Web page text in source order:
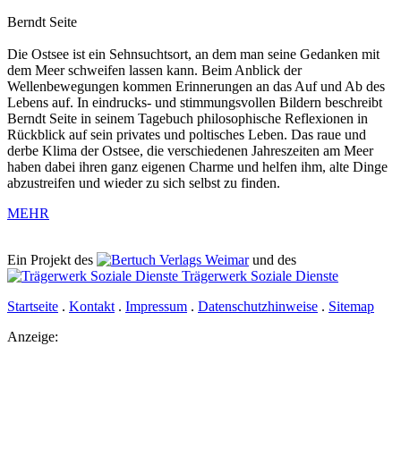
Berndt Seite
Die Ostsee ist ein Sehnsuchtsort, an dem man seine Gedanken mit
dem Meer schweifen lassen kann. Beim Anblick der
Wellenbewegungen kommen Erinnerungen an das Auf und Ab des
Lebens auf. In eindrucks- und stimmungsvollen Bildern beschreibt
Berndt Seite in seinem Tagebuch philosophische Reflexionen in
Rückblick auf sein privates und poltisches Leben. Das raue und
derbe Klima der Ostsee, die verschiedenen Jahreszeiten am Meer
haben dabei ihren ganz eigenen Charme und helfen ihm, alte Dinge
abzustreifen und wieder zu sich selbst zu finden.
MEHR
Ein Projekt des Verlags Weimarund des
Trägerwerk Soziale Dienste
Startseite . Kontakt . Impressum . Datenschutzhinweise . Sitemap
Anzeige: